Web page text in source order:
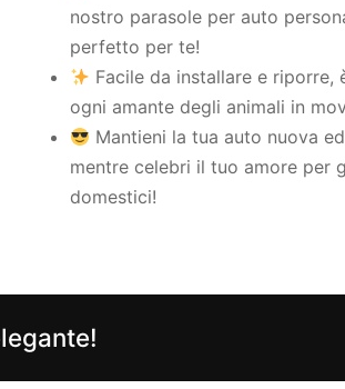
nostro parasole per auto
perfetto per te!
Facile da installare e riporre,
ogni amante degli animali in
Mantieni la tua auto nuova
mentre celebri il tuo amore per
domestici!